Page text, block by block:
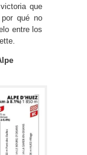
que
qué no
entre los